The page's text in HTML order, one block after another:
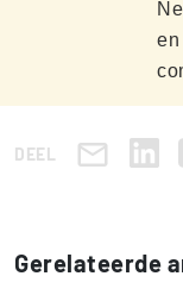
en
DEEL
Gerelateerde